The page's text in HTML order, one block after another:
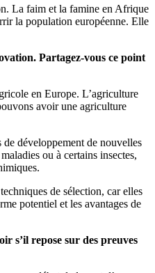
La faim et la famine en Afrique
la population européenne. Elle
Partagez-vous ce point
en Europe. L’agriculture
avoir une agriculture
développement de nouvelles
ou à certains insectes,
de sélection, car elles
potentiel et les avantages de
s’il repose sur des preuves